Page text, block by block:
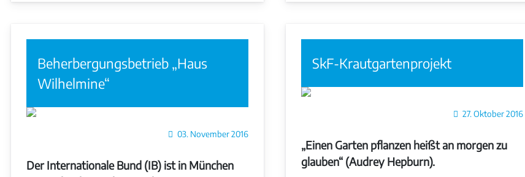
Beherbergungsbetrieb „Haus
Wilhelmine“
03. November 2016
Der Internationale Bund (IB) ist in München
SkF-Krautgartenprojekt
27. Oktober 2016
„Einen Garten pflanzen heißt an morgen zu
glauben“ (Audrey Hepburn).